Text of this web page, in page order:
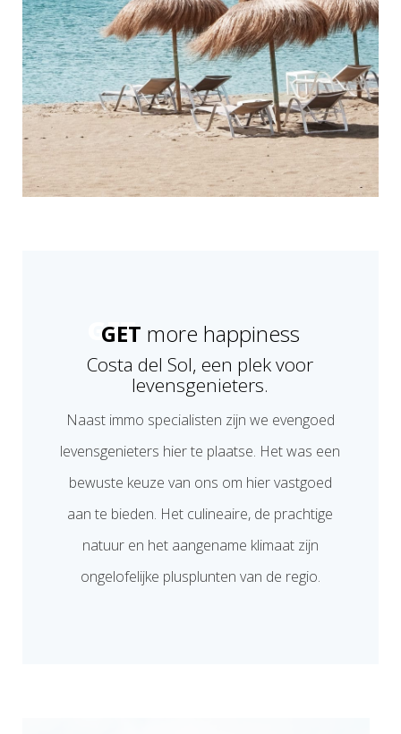
GET more happiness
Costa del Sol, een plek voor
levensgenieters.
Naast immo specialisten zijn we evengoed
levensgenieters hier te plaatse. Het was een
bewuste keuze van ons om hier vastgoed
aan te bieden. Het culineaire, de prachtige
natuur en het aangename klimaat zijn
ongelofelijke plusplunten van de regio.